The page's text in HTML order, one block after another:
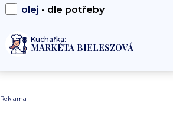
olej - dle potřeby
Kuchařka:
MARKÉTA BIELESZOVÁ
Reklama